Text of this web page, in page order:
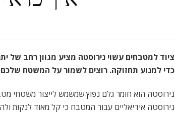
ציוד למטבחים עשוי נירוסטה מציע מגוון רחב של
כדי למנוע תחזוקה. רוצים לשמור על המשטח
נירוסטה הוא חומר גלם נפוץ שמשמש לייצור משטחי
נירוסטה אידיאליים עבור המטבח כי קל מאוד לנקות